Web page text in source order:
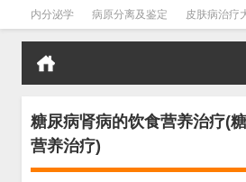
内分泌学 病原分离及鉴定 皮肤病治疗
皮肤病学 男科学 血液病学 心血管
糖尿病肾病的饮食营养治疗(
营养治疗)